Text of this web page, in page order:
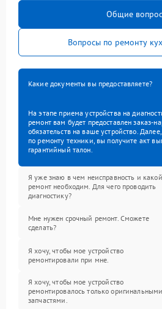
Общие
Вопросы по ремонту
Какие документы вы предоставляете?
На этапе приема устройства на
ремонт вам будет предоставлен заказ-
обязательств на ваше устройство.
по ремонту техники, вы получите акт
гарантийный талон.
Я уже знаю в чем неисправность и какой
ремонт необходим. Для чего проводить
диагностику?
Мне нужен срочный ремонт. Сможете
сделать?
Я хочу, чтобы мое устройство
ремонтировали при мне.
Я хочу, чтобы мое устройство
ремонтировалось только оригинальными
запчастями.